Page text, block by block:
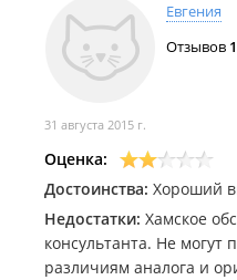
Евгения
Отзывов 1
31 августа 2015 г.
Оценка:
Достоинства: Хороший
Недостатки: Хамское
консультанта. Не могут
различиям аналога и